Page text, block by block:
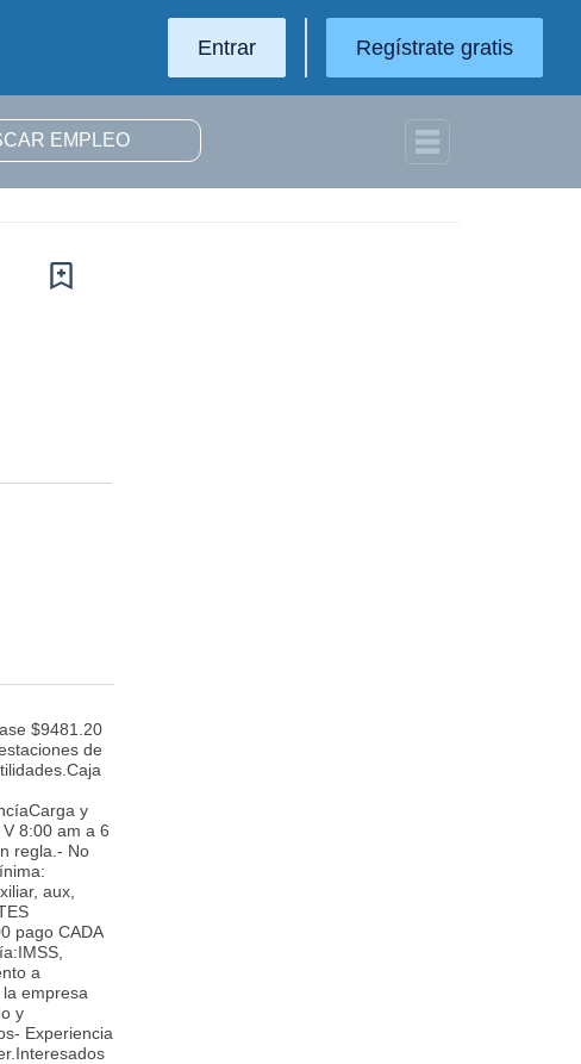
Entrar Regístrate gratis
$9481.20
de
y
8:00 am a 6
regla.- No
aux,
pago CADA
a
empresa
y
Experiencia